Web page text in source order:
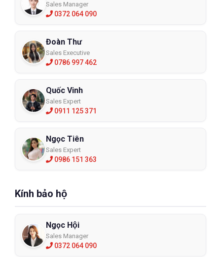
Sales Manager
0372 064 090
Đoàn Thư
Sales Executive
0786 997 462
Quốc Vinh
Sales Expert
0911 125 371
Ngọc Tiên
Sales Expert
0986 151 363
Kính bảo hộ
Ngọc Hội
Sales Manager
0372 064 090